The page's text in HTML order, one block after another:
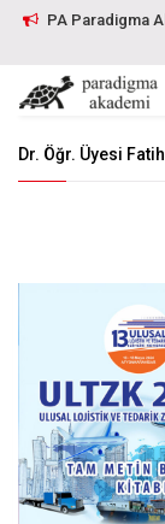
PA Paradigma
Dr. Öğr. Üyesi Fatih